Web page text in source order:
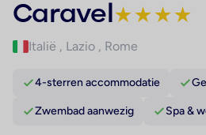
Caravel★★★★
Italië , Lazio , Rome
4-sterren accommodatie
Zwembad aanwezig Spa &